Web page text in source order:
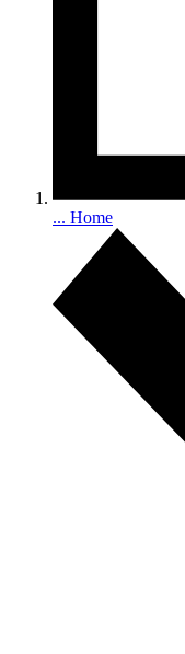
... Home